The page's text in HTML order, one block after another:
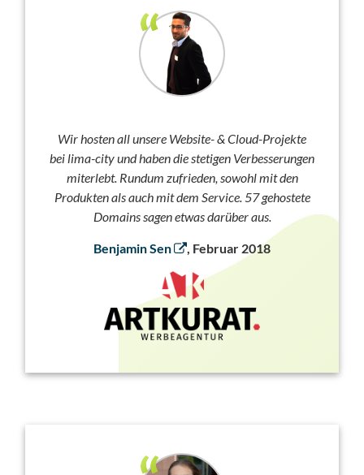
Wir hosten all unsere Website- & Cloud-Projekte
bei lima-city und haben die stetigen Verbesserungen
miterlebt. Rundum zufrieden, sowohl mit den
Produkten als auch mit dem Service. 57 gehostete
Domains sagen etwas darüber aus.
Benjamin Sen , Februar 2018